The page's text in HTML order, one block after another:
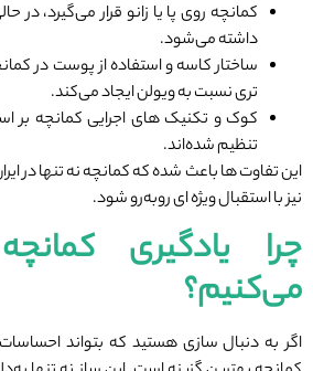
کمانچه روی پا یا زانو قرار می‌گیرد،
داشته می‌شود.
ساختار کاسه و استفاده از پوست در
‌تری نسبت به ویولن ایجاد می‌کند.
کوک و تکنیک‌ های اجرایی کمانچه بر
تنظیم شده‌اند.
این تفاوت ‌ها باعث شده که کمانچه نه‌ تنها در
نیز با استقبال ویژه ‌ای روبه‌رو شود.
چرا یادگیری
می‌کنیم؟
اگر به دنبال سازی هستید که بتواند